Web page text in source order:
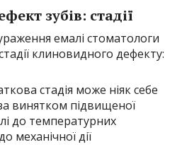
зубів: стадії
емалі стоматологи
клиновидного дефекту:
стадія може ніяк себе
винятком підвищеної
до температурних
механічної дії